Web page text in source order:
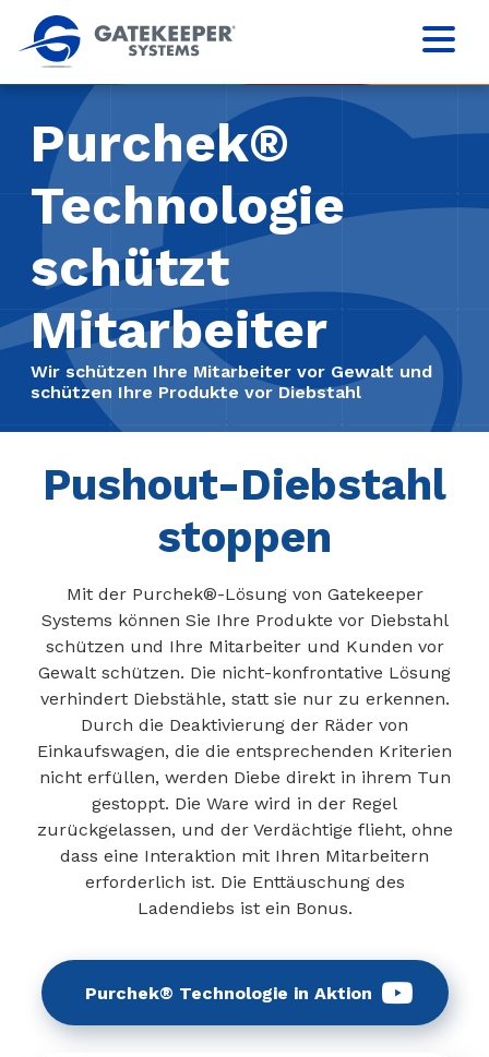
Purchek®
Technologie
schützt
Mitarbeiter
Wir schützen Ihre Mitarbeiter vor Gewalt und
schützen Ihre Produkte vor Diebstahl
Pushout-Diebstahl
stoppen
Mit der Purchek®-Lösung von Gatekeeper
Systems können Sie Ihre Produkte vor Diebstahl
schützen und Ihre Mitarbeiter und Kunden vor
Gewalt schützen. Die nicht-konfrontative Lösung
verhindert Diebstähle, statt sie nur zu erkennen.
Durch die Deaktivierung der Räder von
Einkaufswagen, die die entsprechenden Kriterien
nicht erfüllen, werden Diebe direkt in ihrem Tun
gestoppt. Die Ware wird in der Regel
zurückgelassen, und der Verdächtige flieht, ohne
dass eine Interaktion mit Ihren Mitarbeitern
erforderlich ist. Die Enttäuschung des
Ladendiebs ist ein Bonus.
Purchek® Technologie in Aktion